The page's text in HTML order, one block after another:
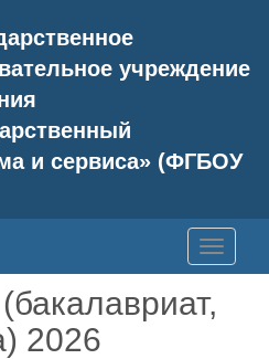
учреждение
и сервиса» (ФГБОУ
Toggle
2026